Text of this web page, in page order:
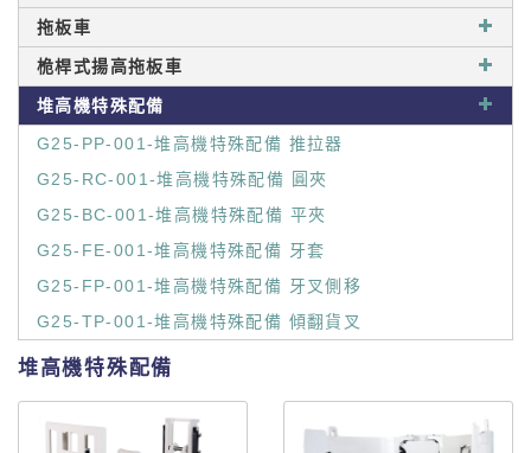
拖板車
桅桿式揚高拖板車
堆高機特殊配備
G25-PP-001-堆高機特殊配備 推拉器
G25-RC-001-堆高機特殊配備 圓夾
G25-BC-001-堆高機特殊配備 平夾
G25-FE-001-堆高機特殊配備 牙套
G25-FP-001-堆高機特殊配備 牙叉側移
G25-TP-001-堆高機特殊配備 傾翻貨叉
堆高機特殊配備